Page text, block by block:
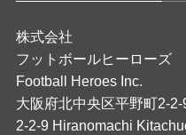
株式会社
フットボールヒーローズ
Football Heroes Inc.
大阪府北中央区平野町2-2-
2-2-9 Hiranomachi